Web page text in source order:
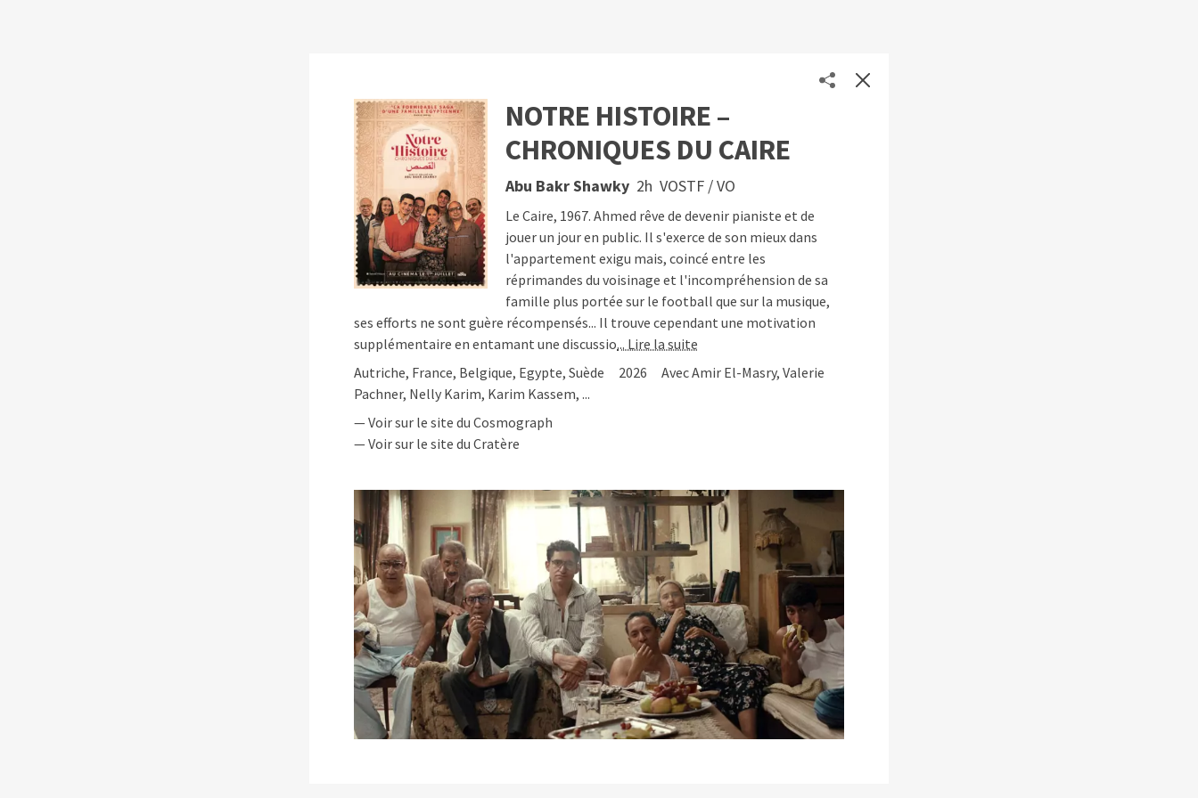
NOTRE HISTOIRE –
CHRONIQUES DU CAIRE
Abu Bakr Shawky 2h VOSTF / VO
Le Caire, 1967. Ahmed rêve de devenir pianiste et de
jouer un jour en public. Il s'exerce de son mieux dans
l'appartement exigu mais, coincé entre les
réprimandes du voisinage et l'incompréhension de sa
famille plus portée sur le football que sur la musique,
ses efforts ne sont guère récompensés... Il trouve cependant une motivation
supplémentaire en entamant une discussio... Lire la suite
Autriche, France, Belgique, Egypte, Suède
2026
Avec Amir El-Masry, Valerie
Pachner, Nelly Karim, Karim Kassem, ...
— Voir sur le site du Cosmograph
— Voir sur le site du Cratère
Les séances des cinémas toulousains en un clic
Contact Soutenir